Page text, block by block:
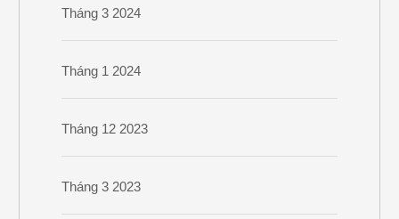
Tháng 3 2024
Tháng 1 2024
Tháng 12 2023
Tháng 3 2023